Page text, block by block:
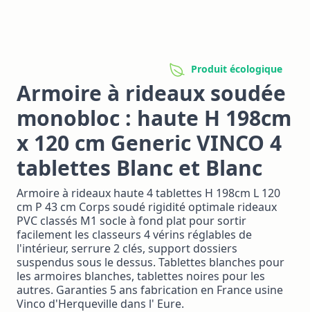
Produit écologique
Armoire à rideaux soudée
monobloc : haute H 198cm
x 120 cm Generic VINCO 4
tablettes Blanc et Blanc
Armoire à rideaux haute 4 tablettes H 198cm L 120
cm P 43 cm Corps soudé rigidité optimale rideaux
PVC classés M1 socle à fond plat pour sortir
facilement les classeurs 4 vérins réglables de
l'intérieur, serrure 2 clés, support dossiers
suspendus sous le dessus. Tablettes blanches pour
les armoires blanches, tablettes noires pour les
autres. Garanties 5 ans fabrication en France usine
Vinco d'Herqueville dans l' Eure.